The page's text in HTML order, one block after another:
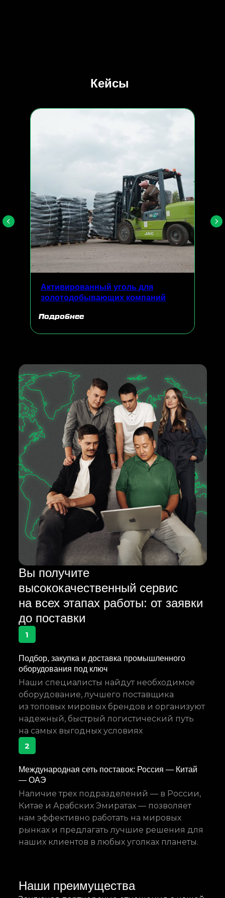
Кейсы
Активированный уголь для
золотодобывающих компаний
Подробнее
Вы получите
высококачественный сервис
на всех этапах работы: от заявки
до поставки
1
Подбор, закупка и доставка промышленного
оборудования под ключ
Наши специалисты найдут необходимое
оборудование, лучшего поставщика
из топовых мировых брендов и организуют
надежный, быстрый логистический путь
на самых выгодных условиях
2
Международная сеть поставок: Россия — Китай
— ОАЭ
Наличие трех подразделений — в России,
Китае и Арабских Эмиратах — позволяет
нам эффективно работать на мировых
рынках и предлагать лучшие решения для
наших клиентов в любых уголках планеты.
Наши преимущества